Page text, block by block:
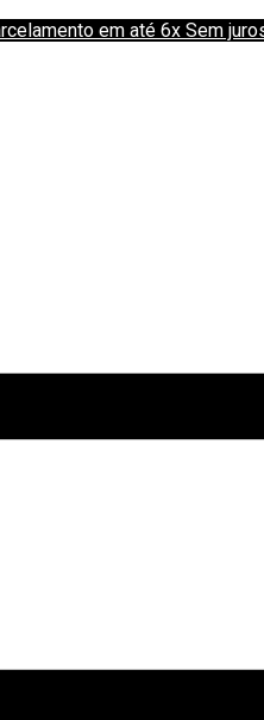
em até 6x Sem